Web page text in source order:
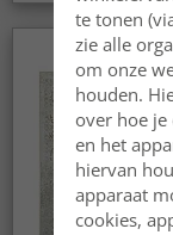
te tonen
zie alle
om onze
houden.
over hoe
en het
hiervan
apparaat
cookies,